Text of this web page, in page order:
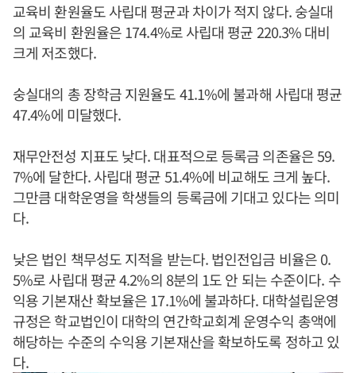
교육비 환원율도 사립대 평균과 차이가 적지 않다. 숭실대
의 교육비 환원율은 174.4%로 사립대 평균 220.3% 대비
크게 저조했다.
숭실대의 총 장학금 지원율도 41.1%에 불과해 사립대 평균
47.4%에 미달했다.
재무안전성 지표도 낮다. 대표적으로 등록금 의존율은 59.
7%에 달한다. 사립대 평균 51.4%에 비교해도 크게 높다.
그만큼 대학운영을 학생들의 등록금에 기대고 있다는 의미
다.
낮은 법인 책무성도 지적을 받는다. 법인전입금 비율은 0.
5%로 사립대 평균 4.2%의 8분의 1도 안 되는 수준이다. 수
익용 기본재산 확보율은 17.1%에 불과하다. 대학설립운영
규정은 학교법인이 대학의 연간학교회계 운영수익 총액에
해당하는 수준의 수익용 기본재산을 확보하도록 정하고 있
다.